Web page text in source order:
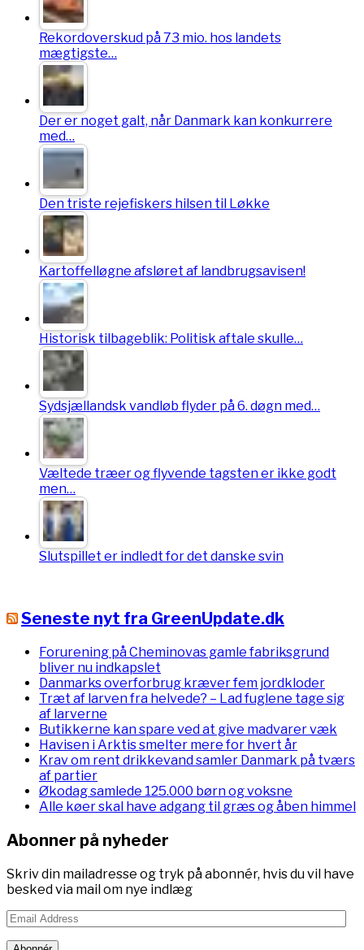
Rekordoverskud på 73 mio. hos landets
mægtigste…
Der er noget galt, når Danmark kan konkurrere
med…
Den triste rejefiskers hilsen til Løkke
Kartoffelløgne afsløret af landbrugsavisen!
Historisk tilbageblik: Politisk aftale skulle…
Sydsjællandsk vandløb flyder på 6. døgn med…
Væltede træer og flyvende tagsten er ikke godt
men…
Slutspillet er indledt for det danske svin
Seneste nyt fra GreenUpdate.dk
Forurening på Cheminovas gamle fabriksgrund
bliver nu indkapslet
Danmarks overforbrug kræver fem jordkloder
Træt af larven fra helvede? – Lad fuglene tage sig
af larverne
Butikkerne kan spare ved at give madvarer væk
Havisen i Arktis smelter mere for hvert år
Krav om rent drikkevand samler Danmark på tværs
af partier
Økodag samlede 125.000 børn og voksne
Alle køer skal have adgang til græs og åben himmel
Abonner på nyheder
Skriv din mailadresse og tryk på abonnér, hvis du vil have
besked via mail om nye indlæg
Email
Address